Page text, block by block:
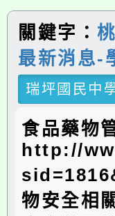
關鍵字：
最新消息-
瑞坪國民中
食品藥物
http://
物安全相